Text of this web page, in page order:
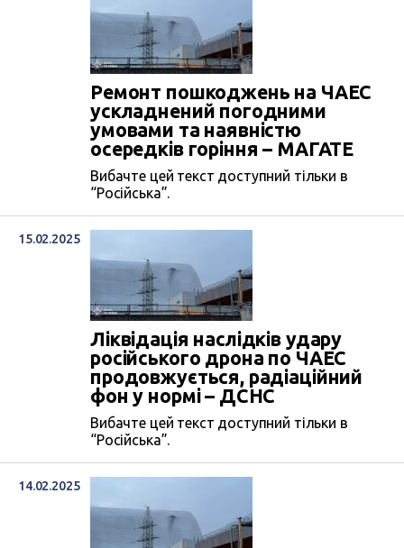
Ремонт пошкоджень на ЧАЕС
ускладнений погодними
умовами та наявністю
осередків горіння – МАГАТЕ
Вибачте цей текст доступний тільки в
“Російська”.
15.02.2025
Ліквідація наслідків удару
російського дрона по ЧАЕС
продовжується, радіаційний
фон у нормі – ДСНС
Вибачте цей текст доступний тільки в
“Російська”.
14.02.2025